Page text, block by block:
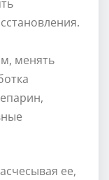
менять
ее,